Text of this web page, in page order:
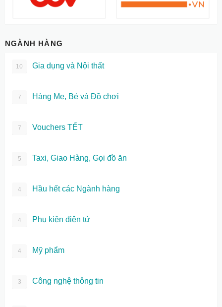
NGÀNH HÀNG
10 Gia dụng và Nội thất
7 Hàng Mẹ, Bé và Đồ chơi
7 Vouchers TẾT
5 Taxi, Giao Hàng, Gọi đồ ăn
4 Hầu hết các Ngành hàng
4 Phụ kiện điện tử
4 Mỹ phẩm
3 Công nghệ thông tin